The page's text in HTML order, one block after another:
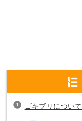
ゴキブリについて